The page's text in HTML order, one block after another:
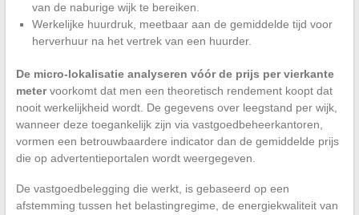
van de naburige wijk te bereiken.
Werkelijke huurdruk, meetbaar aan de gemiddelde tijd voor
herverhuur na het vertrek van een huurder.
De micro-lokalisatie analyseren vóór de prijs per vierkante
metervoorkomt dat men een theoretisch rendement koopt dat
nooit werkelijkheid wordt. De gegevens over leegstand per wijk,
wanneer deze toegankelijk zijn via vastgoedbeheerkantoren,
vormen een betrouwbaardere indicator dan de gemiddelde prijs
die op advertentieportalen wordt weergegeven.
De vastgoedbelegging die werkt, is gebaseerd op een
afstemming tussen het belastingregime, de energiekwaliteit van